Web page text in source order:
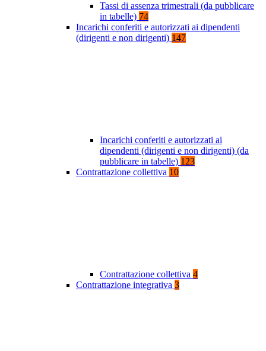
Tassi di assenza trimestrali (da pubblicare
in tabelle) 74
Incarichi conferiti e autorizzati ai dipendenti
(dirigenti e non dirigenti) 147
Incarichi conferiti e autorizzati ai
dipendenti (dirigenti e non dirigenti) (da
pubblicare in tabelle) 123
Contrattazione collettiva 10
Contrattazione collettiva 4
Contrattazione integrativa 3